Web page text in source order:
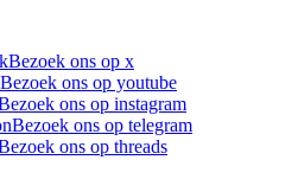
Bezoek ons op x
Bezoek ons op youtube
ons op instagram
Bezoek ons op telegram
ons op threads